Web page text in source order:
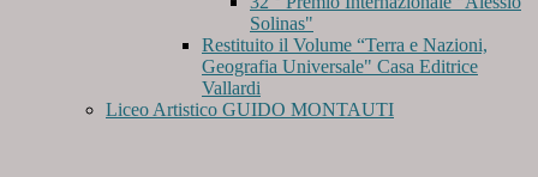
Solinas"
Restituito il Volume “Terra e Nazioni,
Geografia Universale" Casa Editrice
Vallardi
Liceo Artistico GUIDO MONTAUTI